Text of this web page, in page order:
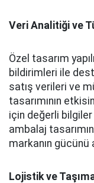
Veri Analitiği ve
Özel tasarım
bildirimleri ile
satış verileri ve
tasarımının
için değerli bilgiler
ambalaj
markanın gücünü
Lojistik ve